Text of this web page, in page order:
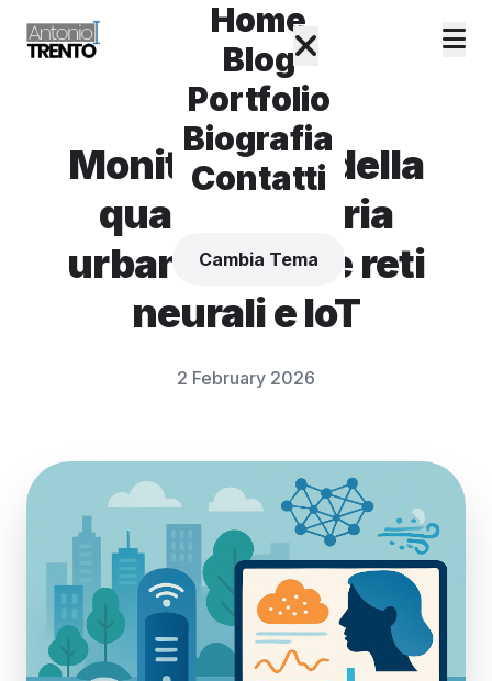
Home
Blog
Portfolio
Biografia
Contatti
Cambia Tema
Monitoraggio della
qualità dell’aria
urbana tramite reti
neurali e IoT
2 February 2026